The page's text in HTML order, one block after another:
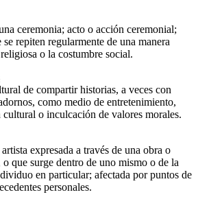
ceremonia; acto o acción ceremonial;
repiten regularmente de una manera
o la costumbre social.
de compartir historias, a veces con
como medio de entretenimiento,
o inculcación de valores morales.
expresada a través de una obra o
que surge dentro de uno mismo o de la
en particular; afectada por puntos de
personales.